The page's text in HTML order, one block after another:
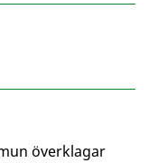
överklagar